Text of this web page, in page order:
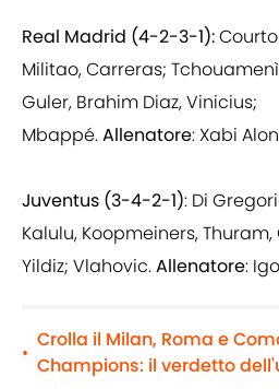
Real Madrid (4-2-3-1):
Militao, Carreras;
Guler, Brahim Diaz, Vinicius;
Mbappé.Allenatore: Xabi
Juventus (3-4-2-1): Di
Kalulu, Koopmeiners,
Yildiz; Vlahovic.Allenatore:
•
Crolla il Milan, Roma e
Champions: il verdetto